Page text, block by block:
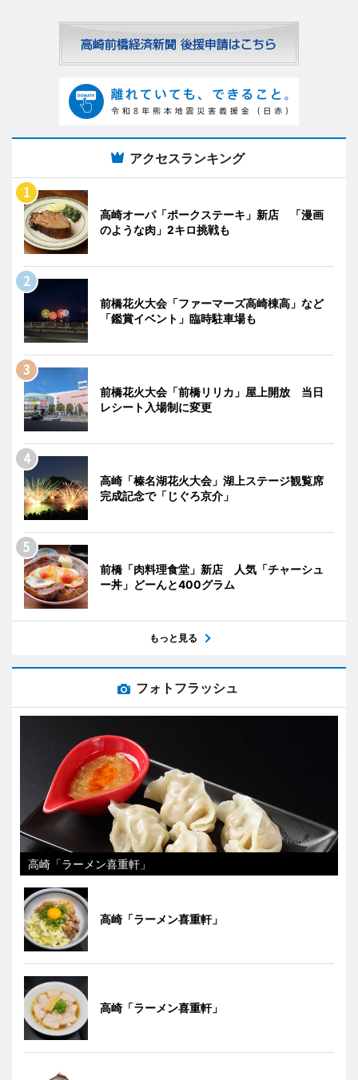
アクセスランキング
高崎オーパ「ポークステーキ」新店 「漫画
のような肉」2キロ挑戦も
前橋花火大会「ファーマーズ高崎棟高」など
「鑑賞イベント」臨時駐車場も
前橋花火大会「前橋リリカ」屋上開放 当日
レシート入場制に変更
高崎「榛名湖花火大会」湖上ステージ観覧席
完成記念で「じぐろ京介」
前橋「肉料理食堂」新店 人気「チャーシュ
ー丼」どーんと400グラム
もっと見る
フォトフラッシュ
高崎「ラーメン喜重軒」
高崎「ラーメン喜重軒」
高崎「ラーメン喜重軒」